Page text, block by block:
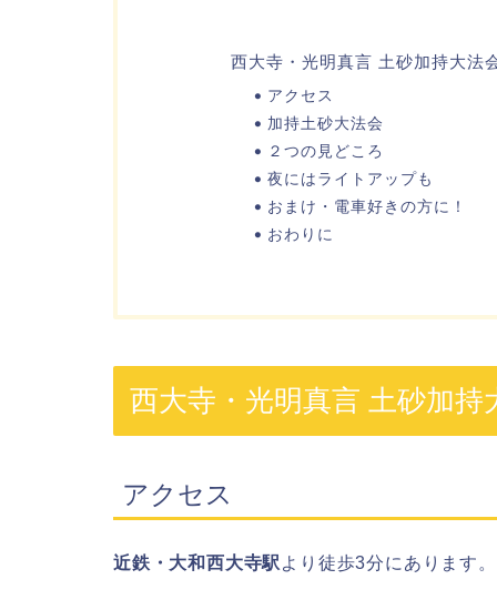
西大寺・光明真言 土砂加持大法
アクセス
加持土砂大法会
２つの見どころ
夜にはライトアップも
おまけ・電車好きの方に！
おわりに
西大寺・光明真言 土砂加持
アクセス
近鉄・大和西大寺駅 より徒歩3分にあります。